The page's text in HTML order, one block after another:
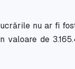
nu ar fi
de